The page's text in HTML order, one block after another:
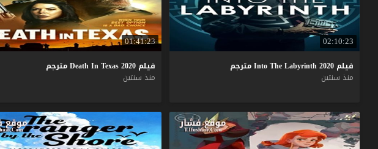
02:10:23
فيلم IntoTheLabyrinth2020
مترجم
منذ سنتين
01:41:23
فيلم DeathInTexas2020
مترجم
منذ سنتين